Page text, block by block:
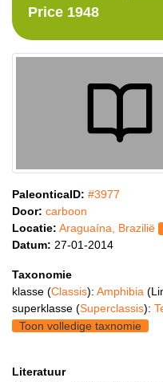
Price 1948
PaleonticaID: #3977
Door: carboon
Locatie: Araguaína, Brazilië
Datum: 27-01-2014
Taxonomie
klasse (Classis): Amphibia
superklasse (Superclassis):
Toon volledige taxnomie
Literatuur